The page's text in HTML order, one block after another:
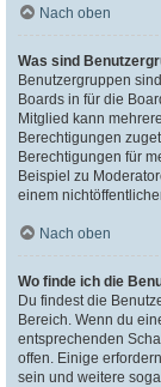
Nach oben
Was sind
Benutzergruppen
Boards in für die
Mitglied kann
Berechtigungen
Berechtigungen für
Beispiel zu
einem
Nach oben
Wo finde ich die
Du findest die
Bereich. Wenn du
entsprechenden
offen. Einige
sein und weitere